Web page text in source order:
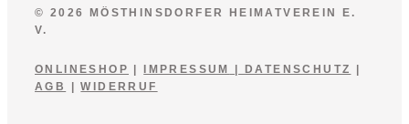
© 2026 MÖSTHINSDORFER HEIMATVEREIN E.
V.
ONLINESHOP IMPRESSUM DATENSCHUTZ
AGB
|WIDERRUF